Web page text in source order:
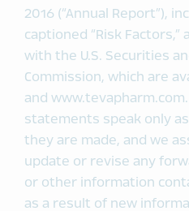
2016 (“Annual Report”),
captioned “Risk
with the U.S. Securities
Commission, which are
and
statements speak only
they are made, and we
update or revise any
or other information
as a result of new